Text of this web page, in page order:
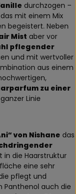
durchzogen –
das mit einem Mix
begeistert. Neben
Mist aber vor
pflegender
und mit wertvoller
aus einem
zu einer
Linie
von Nishane das
in die Haarstruktur
eine sehr
pflegt und
Panthenol auch die